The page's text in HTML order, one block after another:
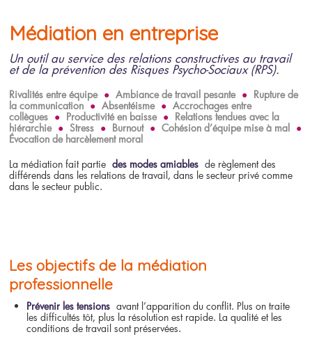
Médiation en entreprise
Un outil au service des relations constructives au travail
et de la prévention des Risques Psycho-Sociaux (RPS).
Rivalités entre équipe ● Ambiance de travail pesante ● Rupture de
la communication● Absentéisme ● Accrochages entre
collègues ● Productivité en baisse ● Relations tendues avec la
hiérarchie ● Stress ● Burnout ● Cohésion d’équipe mise à mal ●
Évocation de harcèlement moral
La médiation fait partie des modes amiables de règlement des
différends dans les relations de travail, dans le secteur privé comme
dans le secteur public.
Les objectifs de la médiation
professionnelle
Prévenir les tensions avant l’apparition du conflit. Plus on traite
les difficultés tôt, plus la résolution est rapide. La qualité et les
conditions de travail sont préservées.